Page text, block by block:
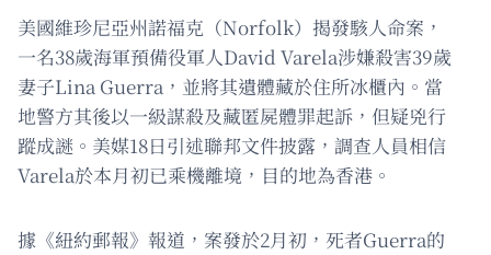
美國維珍尼亞州諾福克（Norfolk）揭發駭人命案，
一名38歲海軍預備役軍人David Varela涉嫌殺害39歲
妻子Lina Guerra，並將其遺體藏於住所冰櫃內。當
地警方其後以一級謀殺及藏匿屍體罪起訴，但疑兇行
蹤成謎。美媒18日引述聯邦文件披露，調查人員相信
Varela於本月初已乘機離境，目的地為香港。
據《紐約郵報》報道，案發於2月初，死者Guerra的